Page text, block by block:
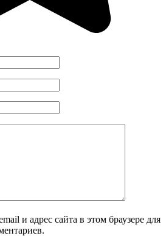
и адрес сайта в этом браузере для